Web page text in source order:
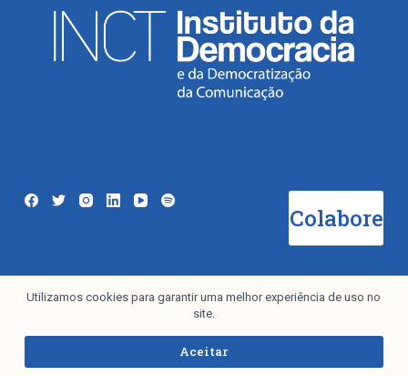
Colabore
Utilizamos cookies para garantir uma melhor experiência de uso no
site.
Aceitar